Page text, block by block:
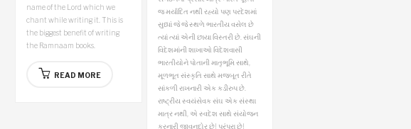
name of the Lord which we
chant while writing it. This is
the biggest benefit of writing
the Ramnaam books.
READ MORE
જ મર્યાદિત નથી રહ્યો પણ પરદેશમાં
સુધ્ધાં જે જે સ્થળે ભારતીય વસેલ છે
ત્યાં ત્યાં એની છાયા વિસ્તરી છે. સંઘની
વિદેશમાંની શાખાઓ વિદેશવાસી
ભારતીયોને પોતાની માતૃભૂમિ સાથે,
મૂળભૂત સંસ્કૃતિ સાથે મજબૂત રીતે
સાંકળી રાખનારી એક કડીરુપ છે.
રાષ્ટ્રીય સ્વયંસેવક સંઘ એક સંસ્થા
માત્ર નથી, એ સ્વદેશ સાથે સંયોજન
કરનારી જીવનદોર છે! પરંપરા છે!